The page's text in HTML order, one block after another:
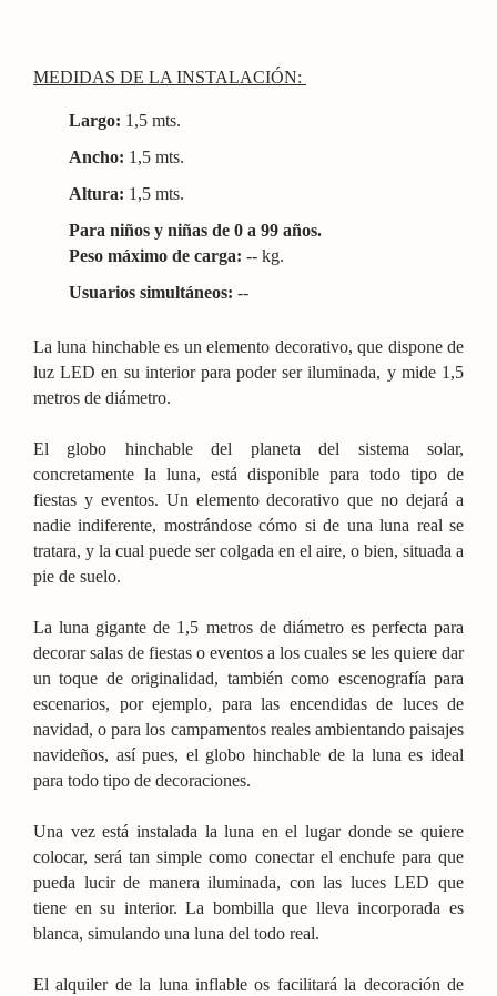
MEDIDAS DE LA INSTALACIÓN:
Largo: 1,5 mts.
Ancho: 1,5 mts.
Altura: 1,5 mts.
Para niños y niñas de 0 a 99 años.
Peso máximo de carga: -- kg.
Usuarios simultáneos: --
La luna hinchable es un elemento decorativo, que dispone de
luz LED en su interior para poder ser iluminada, y mide 1,5
metros de diámetro.
El globo hinchable del planeta del sistema solar,
concretamente la luna, está disponible para todo tipo de
fiestas y eventos. Un elemento decorativo que no dejará a
nadie indiferente, mostrándose cómo si de una luna real se
tratara, y la cual puede ser colgada en el aire, o bien, situada a
pie de suelo.
La luna gigante de 1,5 metros de diámetro es perfecta para
decorar salas de fiestas o eventos a los cuales se les quiere dar
un toque de originalidad, también como escenografía para
escenarios, por ejemplo, para las encendidas de luces de
navidad, o para los campamentos reales ambientando paisajes
navideños, así pues, el globo hinchable de la luna es ideal
para todo tipo de decoraciones.
Una vez está instalada la luna en el lugar donde se quiere
colocar, será tan simple como conectar el enchufe para que
pueda lucir de manera iluminada, con las luces LED que
tiene en su interior. La bombilla que lleva incorporada es
blanca, simulando una luna del todo real.
El alquiler de la luna inflable os facilitará la decoración de